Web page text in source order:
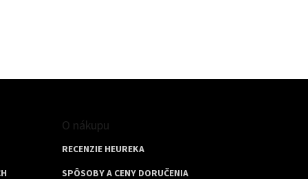
O nákupu
RECENZIE HEUREKA
SPÔSOBY A CENY DORUČENIA